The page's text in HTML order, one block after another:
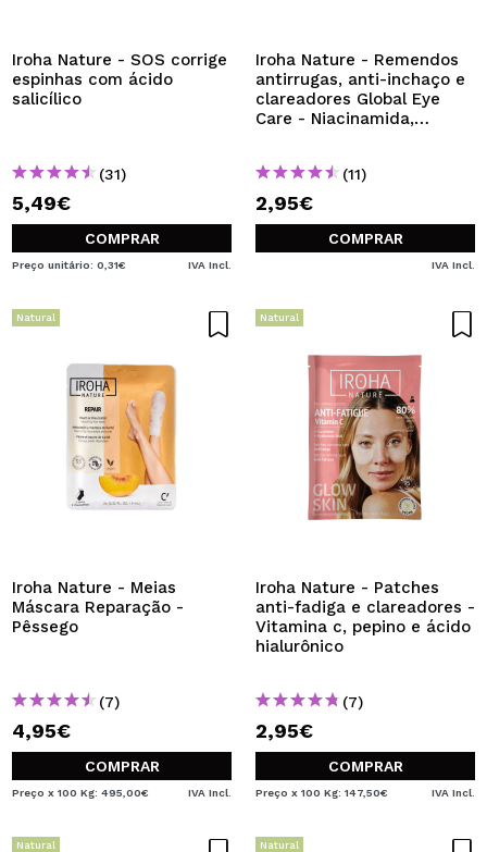
Ao criar uma conta no Maquibeauty.pt pode fazer as suas
compras rapidamente, verificar o estado das suas
encomendas e consultar as suas operações anteriores.
CRIAR CONTA
Iroha Nature - SOS corrige
espinhas com ácido
salicílico
(31)
5,49€
COMPRAR
Preço unitário: 0,31€ IVA Incl.
Iroha Nature - Remendos
antirrugas, anti-inchaço e
clareadores Global Eye
Care - Niacinamida,
(11)
2,95€
COMPRAR
IVA Incl.
Natural
Iroha Nature - Meias
Máscara Reparação -
Pêssego
(7)
4,95€
COMPRAR
Preço x 100 Kg: 495,00€ IVA Incl.
Natural
Iroha Nature - Patches
anti-fadiga e clareadores -
Vitamina c, pepino e ácido
hialurônico
(7)
2,95€
COMPRAR
Preço x 100 Kg: 147,50€ IVA Incl.
Natural Natural